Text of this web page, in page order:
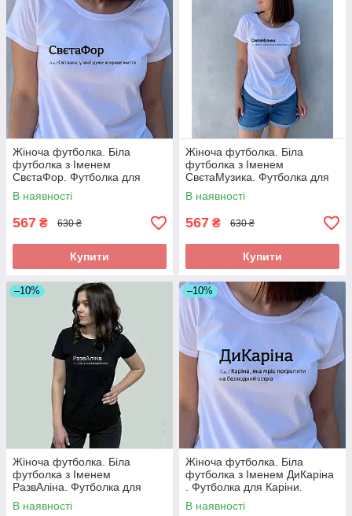
Жіноча футболка. Біла
футболка з Іменем
СвєтаФор. Футболка для
Свєти .
В наявності
567 ₴ 630 ₴
Купити
Жіноча футболка. Біла
футболка з Іменем
СвєтаМузика. Футболка для
Свети .
В наявності
567 ₴ 630 ₴
Купити
–10%
Жіноча футболка. Біла
футболка з Іменем
РазвАліна. Футболка для
Аліни.
В наявності
–10%
Жіноча футболка. Біла
футболка з Іменем ДиКаріна
. Футболка для Каріни.
В наявності